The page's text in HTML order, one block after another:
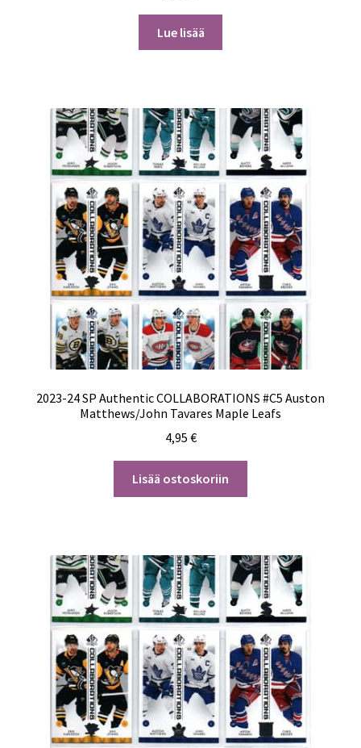
Lue lisää
2023-24 SP Authentic COLLABORATIONS #C5 Auston
Matthews/John Tavares Maple Leafs
4,95 €
Lisää ostoskoriin